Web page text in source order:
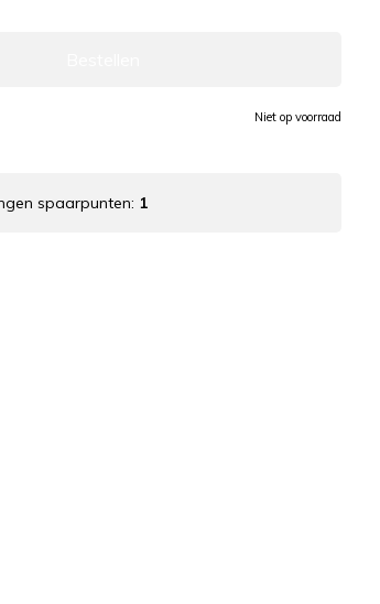
Niet op voorraad
spaarpunten: 1